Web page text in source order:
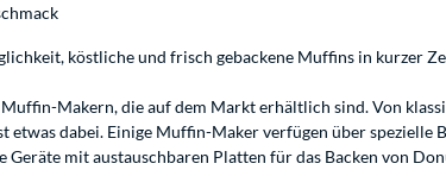
köstliche und frisch gebackene Muffins in kurzer
Makern, die auf dem Markt erhältlich sind. Von
etwas dabei. Einige Muffin-Maker verfügen über
mit austauschbaren Platten für das Backen von